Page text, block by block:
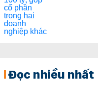
Đọc nhiều nhất